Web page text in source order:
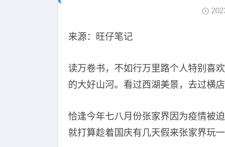
来源：旺仔笔记
读万卷书，不如行万里路个人特别喜
的大好山河。看过西湖美景，去过横
恰逢今年七八月份张家界因为疫情被
就打算趁着国庆有几天假来张家界玩